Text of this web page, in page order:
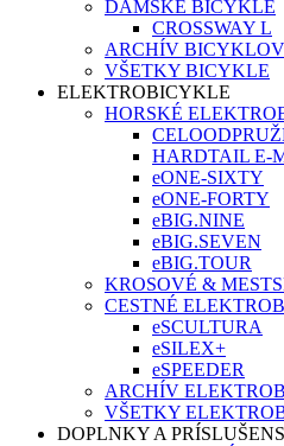
DÁMSKE BICYKLE
CROSSWAY L
ARCHÍV BICYKLOV
VŠETKY BICYKLE
ELEKTROBICYKLE
HORSKÉ
HARDTAIL E-
eONE-SIXTY
eONE-FORTY
eBIG.NINE
eBIG.SEVEN
eBIG.TOUR
KROSOVÉ &
CESTNÉ
eSCULTURA
eSILEX+
eSPEEDER
ARCHÍV
VŠETKY
DOPLNKY A